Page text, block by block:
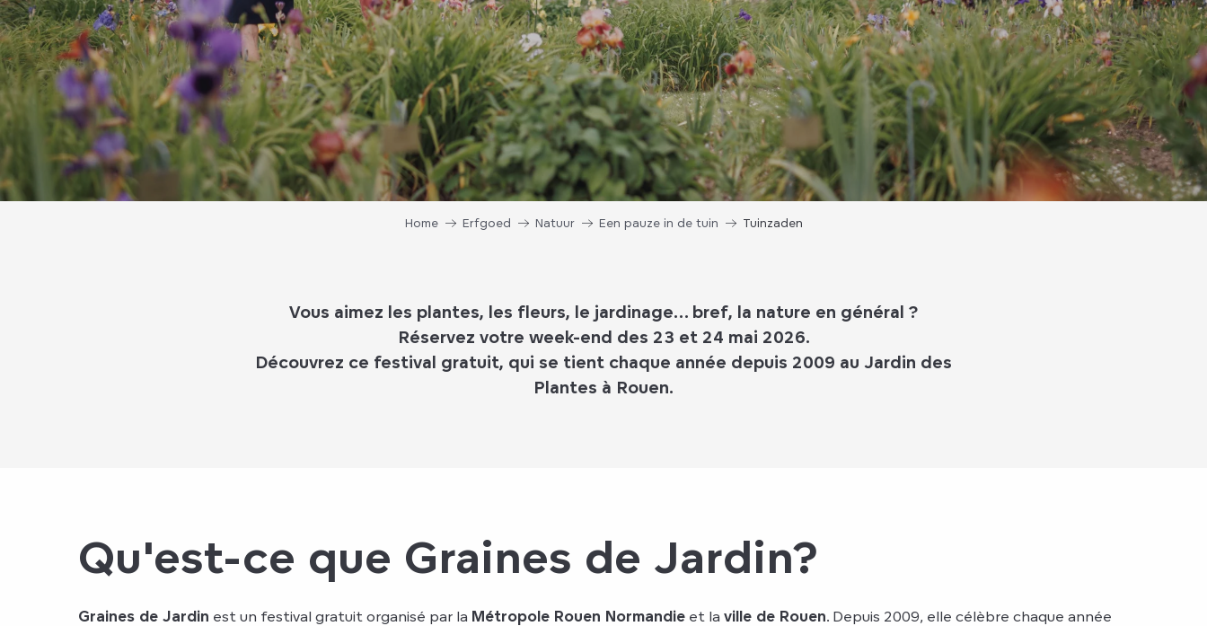
Home Erfgoed Natuur Een pauze in de tuin Tuinzaden
Vous aimez les plantes, les fleurs, le jardinage… bref, la nature en général ?
Réservez votre week-end des 23 et 24 mai 2026.
Découvrez ce festival gratuit, qui se tient chaque année depuis 2009 au Jardin des
Plantes à Rouen.
Qu'est-ce que Graines de Jardin?
Graines de Jardin est un festival gratuit organisé par la Métropole Rouen Normandie et la ville de Rouen. Depuis 2009, elle célèbre chaque année